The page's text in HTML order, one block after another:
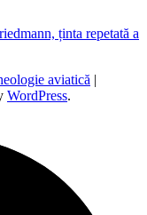
ținta repetată a
aviatică |
WordPress.